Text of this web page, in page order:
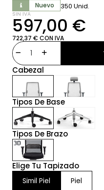
Nuevo 350 Unid.
SIN IVA
597,00 €
722,37 € CON IVA
Cabezal
Tipos De Base
Tipos De Brazo
Elige Tu Tapizado
Simil Piel Piel